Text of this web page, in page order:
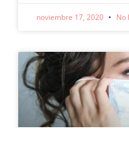
noviembre 17, 2020 No